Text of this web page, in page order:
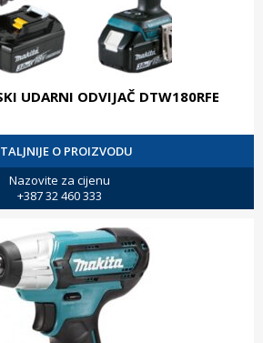
UDARNI ODVIJAČ DTW180RFE
O PROIZVODU
Nazovite za cijenu
+387 32 460 333